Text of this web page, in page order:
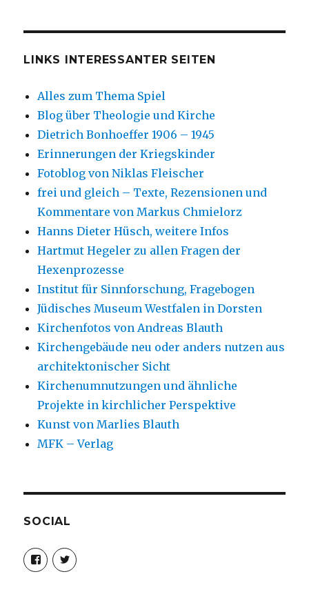
LINKS INTERESSANTER SEITEN
Alles zum Thema Spiel
Blog über Theologie und Kirche
Dietrich Bonhoeffer 1906 – 1945
Erinnerungen der Kriegskinder
Fotoblog von Niklas Fleischer
frei und gleich – Texte, Rezensionen und
Kommentare von Markus Chmielorz
Hanns Dieter Hüsch, weitere Infos
Hartmut Hegeler zu allen Fragen der
Hexenprozesse
Institut für Sinnforschung, Fragebogen
Jüdisches Museum Westfalen in Dorsten
Kirchenfotos von Andreas Blauth
Kirchengebäude neu oder anders nutzen aus
architektonischer Sicht
Kirchenumnutzungen und ähnliche
Projekte in kirchlicher Perspektive
Kunst von Marlies Blauth
MFK – Verlag
SOCIAL
Profil
von
christoph.fleischer1
Profil
von